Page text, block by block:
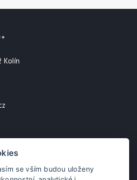
Kolín
se vším budou uloženy